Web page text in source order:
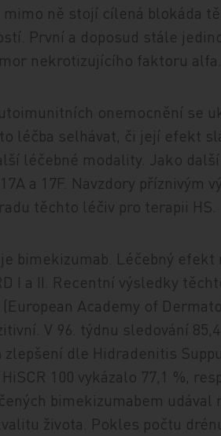
ně stojí cílená blokáda
První a doposud stále
nekrotizujícího faktoru alfa.
onemocnění se
léčba selhávat, či její efekt
léčebné modality. Jako
a 17F. Navzdory příznivým
těchto léčiv pro terapii HS.
bimekizumab. Léčebný efekt
I a II. Recentní výsledky
Academy of
V 96. týdnu sledování
zlepšení dle Hidradenitis
100 vykázalo 77,1 %,
bimekizumabem udával
života. Pokles počtu